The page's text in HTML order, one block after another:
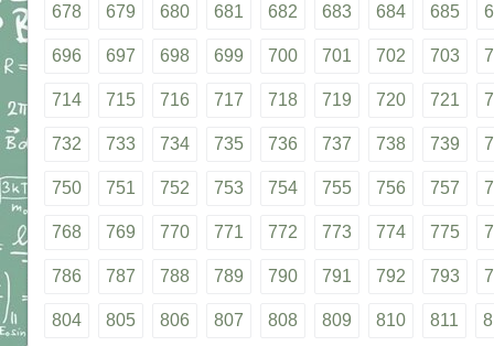
678 679 680 681 682 683 684 685
696 697 698 699 700 701 702 703
714 715 716 717 718 719 720 721
732 733 734 735 736 737 738 739
750 751 752 753 754 755 756 757
768 769 770 771 772 773 774 775
786 787 788 789 790 791 792 793
804 805 806 807 808 809 810 811